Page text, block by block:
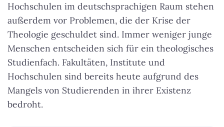
Hochschulen im deutschsprachigen Raum stehen
außerdem vor Problemen, die der Krise der
Theologie geschuldet sind. Immer weniger junge
Menschen entscheiden sich für ein theologisches
Studienfach. Fakultäten, Institute und
Hochschulen sind bereits heute aufgrund des
Mangels von Studierenden in ihrer Existenz
bedroht.